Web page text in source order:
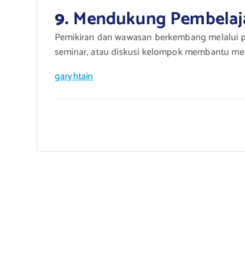
9. Mendukung
Pemikiran dan wawasan berkembang
seminar, atau diskusi kelompok membantu
garyhtain